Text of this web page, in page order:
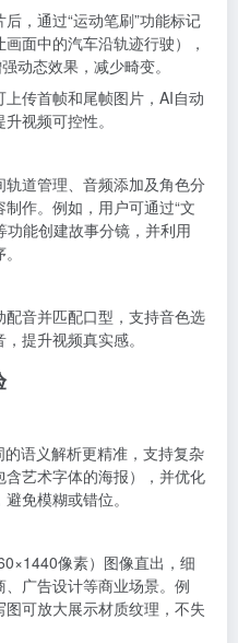
后，通过“运动笔刷”功能标记
面中的汽车沿轨迹行驶），
动态效果，减少畸变。
上传首帧和尾帧图片，AI自动
视频可控性。
道管理、音频添加及角色分
作。例如，用户可通过“文
功能创建故事分镜，并利用
配音并匹配口型，支持音色选
提升视频真实感。
语义解析更精准，支持复杂
艺术字体的海报），并优化
免模糊或错位。
像素）图像直出，细
广告设计等商业场景。例
可放大展示材质纹理，不失